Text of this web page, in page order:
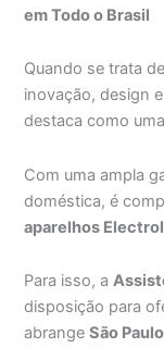
em Todo o Brasil
Quando se trata
inovação, design
destaca como
Com uma ampla
doméstica, é
aparelhos
Para isso, a
disposição para
abrangeSão Paulo